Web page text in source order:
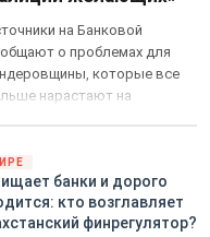
на Банковой
о проблемах для
которые все
нарастают на
404» в следующем
Однако киевские
не торопятся
мир - ведь есть
банки и дорого
кто возглавляет
финрегулятор?